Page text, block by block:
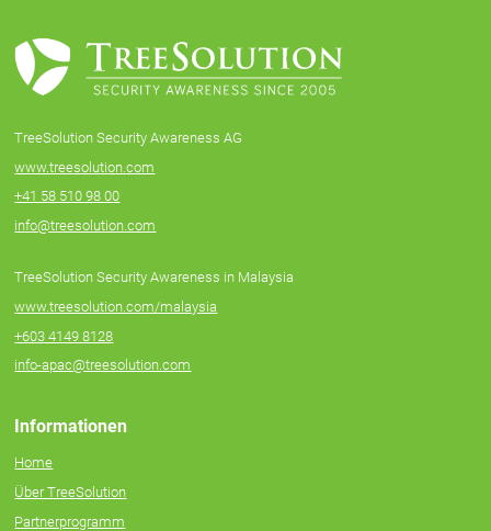
TreeSolution Security Awareness AG
www.treesolution.com
+41 58 510 98 00
info@treesolution.com
TreeSolution Security Awareness in Malaysia
www.treesolution.com/malaysia
+603 4149 8128
info-apac@treesolution.com
Informationen
Home
Über TreeSolution
Partnerprogramm